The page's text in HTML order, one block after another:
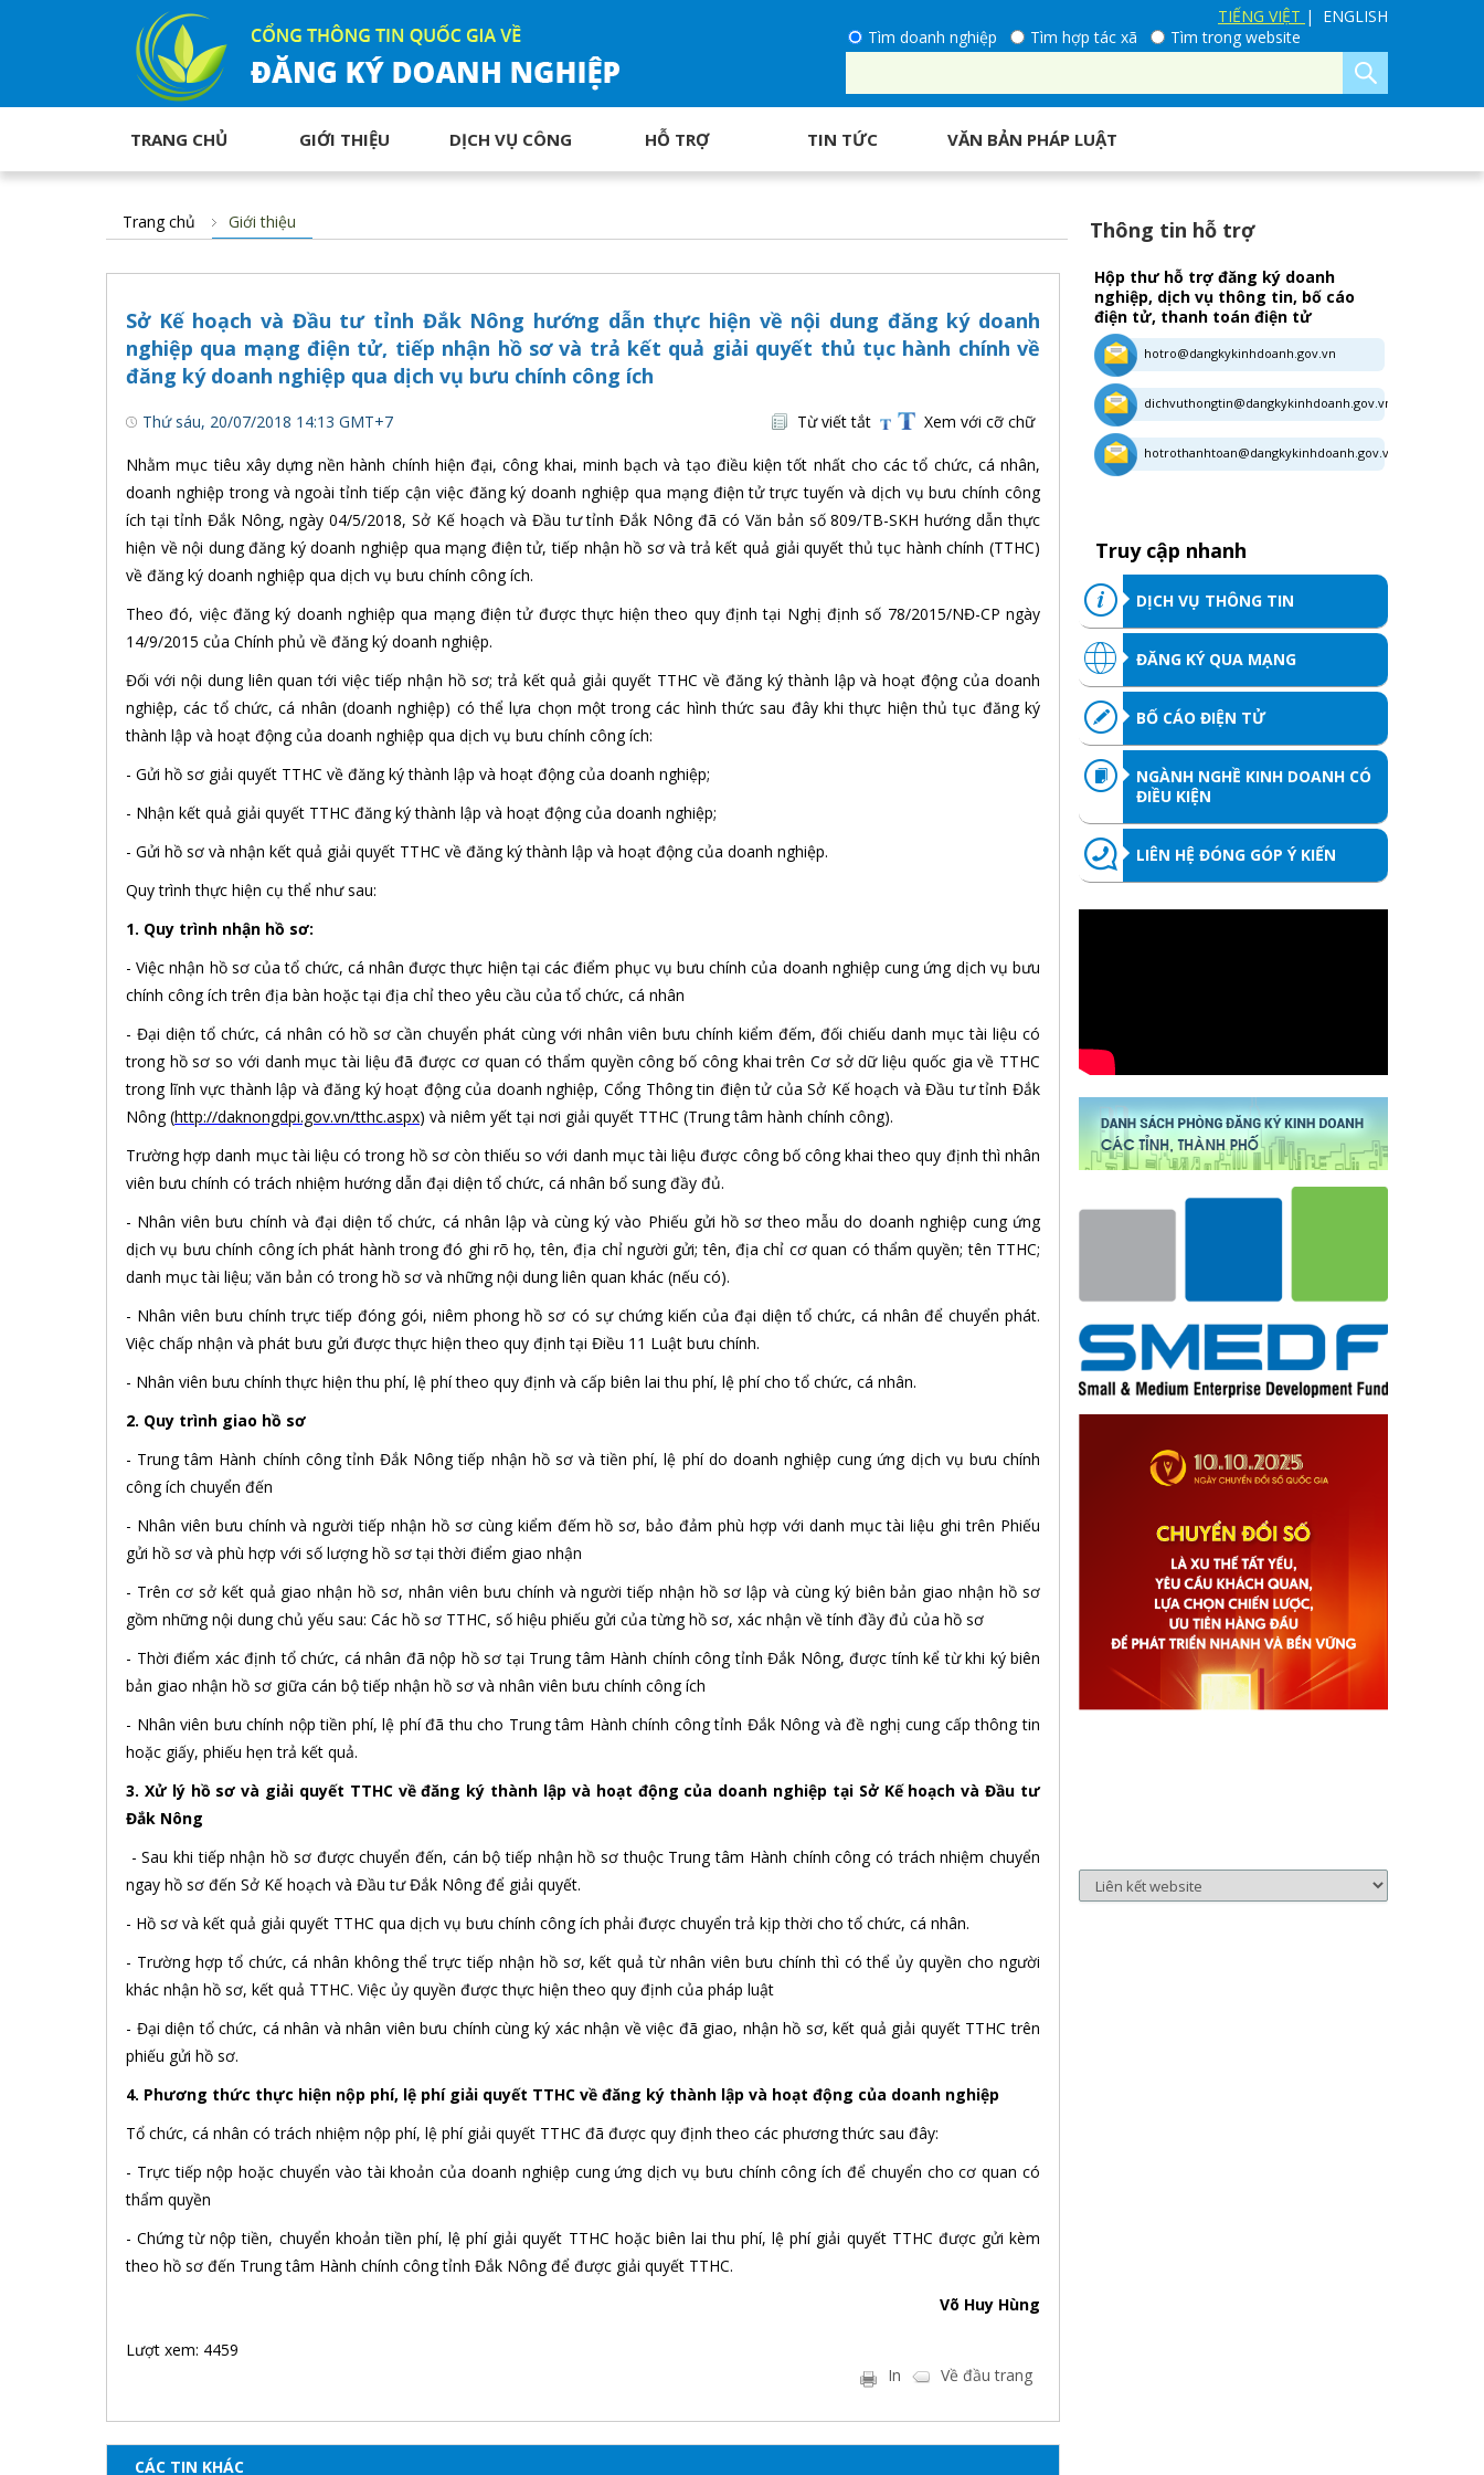
TIẾNG VIỆT | ENGLISH
Tìm doanh nghiệp
Tìm hợp tác xã Tìm trong website
TRANG CHỦ GIỚI THIỆU DỊCH VỤ CÔNG HỖ TRỢ TIN TỨC VĂN BẢN PHÁP LUẬT
Trang chủ Giới thiệu
Sở Kế hoạch và Đầu tư tỉnh Đắk Nông hướng dẫn thực hiện về nội dung đăng ký doanh
nghiệp qua mạng điện tử, tiếp nhận hồ sơ và trả kết quả giải quyết thủ tục hành chính về
đăng ký doanh nghiệp qua dịch vụ bưu chính công ích
Thứ sáu, 20/07/2018 14:13 GMT+7 Từ viết tắt Xem với cỡ chữ
Nhằm mục tiêu xây dựng nền hành chính hiện đại, công khai, minh bạch và tạo điều kiện tốt nhất cho các tổ chức, cá nhân,
doanh nghiệp trong và ngoài tỉnh tiếp cận việc đăng ký doanh nghiệp qua mạng điện tử trực tuyến và dịch vụ bưu chính công
ích tại tỉnh Đắk Nông, ngày 04/5/2018, Sở Kế hoạch và Đầu tư tỉnh Đắk Nông đã có Văn bản số 809/TB-SKH hướng dẫn thực
hiện về nội dung đăng ký doanh nghiệp qua mạng điện tử, tiếp nhận hồ sơ và trả kết quả giải quyết thủ tục hành chính (TTHC)
về đăng ký doanh nghiệp qua dịch vụ bưu chính công ích.
Theo đó, việc đăng ký doanh nghiệp qua mạng điện tử được thực hiện theo quy định tại Nghị định số 78/2015/NĐ-CP ngày
14/9/2015 của Chính phủ về đăng ký doanh nghiệp.
Đối với nội dung liên quan tới việc tiếp nhận hồ sơ; trả kết quả giải quyết TTHC về đăng ký thành lập và hoạt động của doanh
nghiệp, các tổ chức, cá nhân (doanh nghiệp) có thể lựa chọn một trong các hình thức sau đây khi thực hiện thủ tục đăng ký
thành lập và hoạt động của doanh nghiệp qua dịch vụ bưu chính công ích:
- Gửi hồ sơ giải quyết TTHC về đăng ký thành lập và hoạt động của doanh nghiệp;
- Nhận kết quả giải quyết TTHC đăng ký thành lập và hoạt động của doanh nghiệp;
- Gửi hồ sơ và nhận kết quả giải quyết TTHC về đăng ký thành lập và hoạt động của doanh nghiệp.
Quy trình thực hiện cụ thể như sau:
1. Quy trình nhận hồ sơ:
- Việc nhận hồ sơ của tổ chức, cá nhân được thực hiện tại các điểm phục vụ bưu chính của doanh nghiệp cung ứng dịch vụ bưu
chính công ích trên địa bàn hoặc tại địa chỉ theo yêu cầu của tổ chức, cá nhân
- Đại diện tổ chức, cá nhân có hồ sơ cần chuyển phát cùng với nhân viên bưu chính kiểm đếm, đối chiếu danh mục tài liệu có
trong hồ sơ so với danh mục tài liệu đã được cơ quan có thẩm quyền công bố công khai trên Cơ sở dữ liệu quốc gia về TTHC
trong lĩnh vực thành lập và đăng ký hoạt động của doanh nghiệp, Cổng Thông tin điện tử của Sở Kế hoạch và Đầu tư tỉnh Đắk
Nông(http://daknongdpi.gov.vn/tthc.aspx)và niêm yết tại nơi giải quyết TTHC (Trung tâm hành chính công).
Trường hợp danh mục tài liệu có trong hồ sơ còn thiếu so với danh mục tài liệu được công bố công khai theo quy định thì nhân
viên bưu chính có trách nhiệm hướng dẫn đại diện tổ chức, cá nhân bổ sung đầy đủ.
- Nhân viên bưu chính và đại diện tổ chức, cá nhân lập và cùng ký vào Phiếu gửi hồ sơ theo mẫu do doanh nghiệp cung ứng
dịch vụ bưu chính công ích phát hành trong đó ghi rõ họ, tên, địa chỉ người gửi; tên, địa chỉ cơ quan có thẩm quyền; tên TTHC;
danh mục tài liệu; văn bản có trong hồ sơ và những nội dung liên quan khác (nếu có).
- Nhân viên bưu chính trực tiếp đóng gói, niêm phong hồ sơ có sự chứng kiến của đại diện tổ chức, cá nhân để chuyển phát.
Việc chấp nhận và phát bưu gửi được thực hiện theo quy định tại Điều 11 Luật bưu chính.
- Nhân viên bưu chính thực hiện thu phí, lệ phí theo quy định và cấp biên lai thu phí, lệ phí cho tổ chức, cá nhân.
2. Quy trình giao hồ sơ
- Trung tâm Hành chính công tỉnh Đắk Nông tiếp nhận hồ sơ và tiền phí, lệ phí do doanh nghiệp cung ứng dịch vụ bưu chính
công ích chuyển đến
- Nhân viên bưu chính và người tiếp nhận hồ sơ cùng kiểm đếm hồ sơ, bảo đảm phù hợp với danh mục tài liệu ghi trên Phiếu
gửi hồ sơ và phù hợp với số lượng hồ sơ tại thời điểm giao nhận
- Trên cơ sở kết quả giao nhận hồ sơ, nhân viên bưu chính và người tiếp nhận hồ sơ lập và cùng ký biên bản giao nhận hồ sơ
gồm những nội dung chủ yếu sau: Các hồ sơ TTHC, số hiệu phiếu gửi của từng hồ sơ, xác nhận về tính đầy đủ của hồ sơ
- Thời điểm xác định tổ chức, cá nhân đã nộp hồ sơ tại Trung tâm Hành chính công tỉnh Đắk Nông, được tính kể từ khi ký biên
bản giao nhận hồ sơ giữa cán bộ tiếp nhận hồ sơ và nhân viên bưu chính công ích
- Nhân viên bưu chính nộp tiền phí, lệ phí đã thu cho Trung tâm Hành chính công tỉnh Đắk Nông và đề nghị cung cấp thông tin
hoặc giấy, phiếu hẹn trả kết quả.
3. Xử lý hồ sơ và giải quyết TTHC về đăng ký thành lập và hoạt động của doanh nghiệp tại Sở Kế hoạch và Đầu tư
Đắk Nông
- Sau khi tiếp nhận hồ sơ được chuyển đến, cán bộ tiếp nhận hồ sơ thuộc Trung tâm Hành chính công có trách nhiệm chuyển
ngay hồ sơ đến Sở Kế hoạch và Đầu tư Đắk Nông để giải quyết.
- Hồ sơ và kết quả giải quyết TTHC qua dịch vụ bưu chính công ích phải được chuyển trả kịp thời cho tổ chức, cá nhân.
- Trường hợp tổ chức, cá nhân không thể trực tiếp nhận hồ sơ, kết quả từ nhân viên bưu chính thì có thể ủy quyền cho người
khác nhận hồ sơ, kết quả TTHC. Việc ủy quyền được thực hiện theo quy định của pháp luật
- Đại diện tổ chức, cá nhân và nhân viên bưu chính cùng ký xác nhận về việc đã giao, nhận hồ sơ, kết quả giải quyết TTHC trên
phiếu gửi hồ sơ.
4. Phương thức thực hiện nộp phí, lệ phí giải quyết TTHC về đăng ký thành lập và hoạt động của doanh nghiệp
Tổ chức, cá nhân có trách nhiệm nộp phí, lệ phí giải quyết TTHC đã được quy định theo các phương thức sau đây:
- Trực tiếp nộp hoặc chuyển vào tài khoản của doanh nghiệp cung ứng dịch vụ bưu chính công ích để chuyển cho cơ quan có
thẩm quyền
- Chứng từ nộp tiền, chuyển khoản tiền phí, lệ phí giải quyết TTHC hoặc biên lai thu phí, lệ phí giải quyết TTHC được gửi kèm
theo hồ sơ đến Trung tâm Hành chính công tỉnh Đắk Nông để được giải quyết TTHC.
Võ Huy Hùng
Lượt xem: 4459
Về đầu trang
In
CÁC TIN KHÁC
Thông tin hỗ trợ
Hộp thư hỗ trợ đăng ký doanh
nghiệp, dịch vụ thông tin, bố cáo
điện tử, thanh toán điện tử
hotro@dangkykinhdoanh.gov.vn
dichvuthongtin@dangkykinhdoanh.gov.vn
hotrothanhtoan@dangkykinhdoanh.gov.vn
Truy cập nhanh
DỊCH VỤ THÔNG TIN
ĐĂNG KÝ QUA MẠNG
BỐ CÁO ĐIỆN TỬ
NGÀNH NGHỀ KINH DOANH CÓ
ĐIỀU KIỆN
LIÊN HỆ ĐÓNG GÓP Ý KIẾN